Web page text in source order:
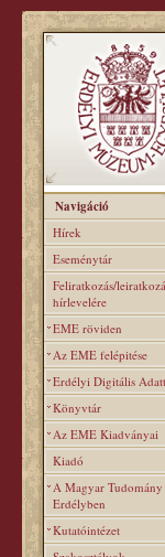
Navigáció
Hírek
Eseménytár
Feliratkozás/
hírlevelére
EME röviden
Az EME felépitése
Erdélyi Digitális
Könyvtár
Az EME Kiadványai
Kiadó
A Magyar Tudomány
Erdélyben
Kutatóintézet